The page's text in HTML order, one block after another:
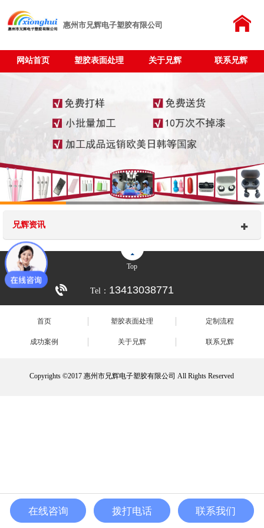
惠州市兄辉电子塑胶有限公司
网站首页 塑胶表面处理 关于兄辉 联系兄辉
兄辉资讯
Top
Tel： 13413038771
首页 塑胶表面处理 定制流程
成功案例 关于兄辉 联系兄辉
Copyrights ©2017 惠州市兄辉电子塑胶有限公司 All Rights Reserved
在线咨询 拨打电话 联系我们